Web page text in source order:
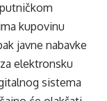
kupovinu
javne nabavke
elektronsku
sistema